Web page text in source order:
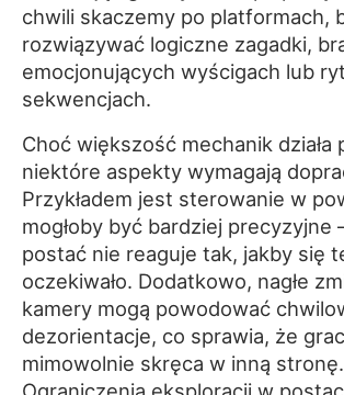
chwili skaczemy po platformach,
rozwiązywać logiczne zagadki,
emocjonujących wyścigach lub
sekwencjach.
Choć większość mechanik działa
niektóre aspekty wymagają
Przykładem jest sterowanie w
mogłoby być bardziej precyzyjne
postać nie reaguje tak, jakby się
oczekiwało. Dodatkowo, nagłe
kamery mogą powodować
dezorientacje, co sprawia, że
mimowolnie skręca w inną stronę.